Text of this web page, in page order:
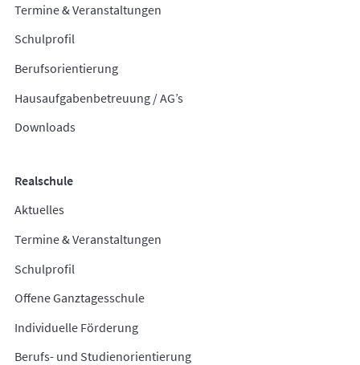
Termine & Veranstaltungen
Schulprofil
Berufsorientierung
Hausaufgabenbetreuung / AG’s
Downloads
Realschule
Aktuelles
Termine & Veranstaltungen
Schulprofil
Offene Ganztagesschule
Individuelle Förderung
Berufs- und Studienorientierung